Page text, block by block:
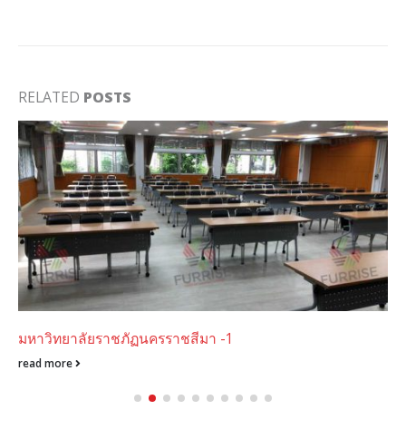
RELATED POSTS
มหาวิทยาลัยราชภัฏนครราชสีมา -1
read more